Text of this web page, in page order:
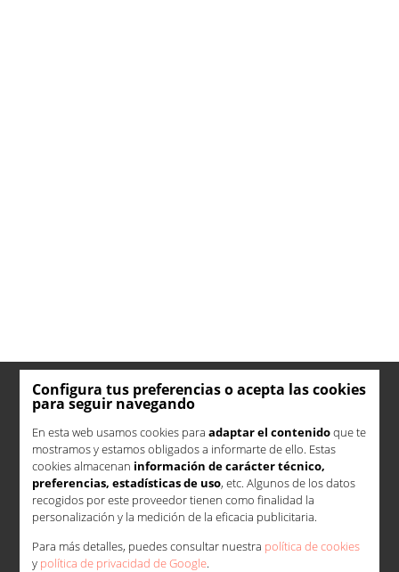
Configura tus preferencias o acepta las cookies
para seguir navegando
En esta web usamos cookies para adaptar el contenidoque te
mostramos y estamos obligados a informarte de ello. Estas
cookies almacenan información de carácter técnico,
preferencias, estadísticas de uso, etc. Algunos de los datos
recogidos por este proveedor tienen como finalidad la
personalización y la medición de la eficacia publicitaria.
Para más detalles, puedes consultar nuestra política de cookies
y política de privacidad de Google.